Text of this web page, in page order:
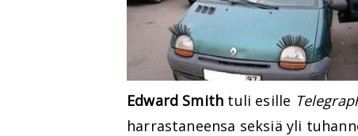
Edward Smith tuli esille
harrastaneensa seksiä yli